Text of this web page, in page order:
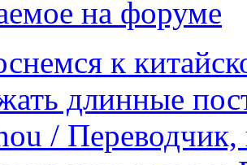
на форуме
к
длинные
/ Переводчик,